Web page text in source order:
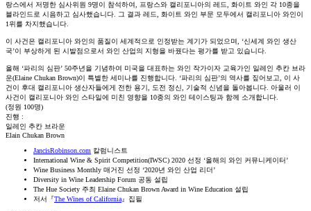
랑스에서 저명한 심사위원 9명이 참석하여, 프랑스와 캘리포니아의 레드, 화이트 와인 각 10종을
블라인드로 시음하고 심사했습니다. 그 결과 레드, 화이트 와인 부문 모두에서 캘리포니아 와인이
1위를 차지했습니다.
이 사건은 캘리포니아 와인의 품질이 세계적으로 인정받는 계기가 되었으며, ‘신세계 와인 생산
국’이 부상하게 된 시발점으로서 와인 산업의 지형을 바꿨다는 평가를 받고 있습니다.
올해 ‘파리의 심판’ 50주년을 기념하여 미국을 대표하는 와인 작가이자 교육가인 일레인 추칸 브라
운(Elaine Chukan Brown)이 특별한 세미나를 진행합니다. ‘파리의 심판’의 역사를 짚어보고, 이 사
건이 후대 캘리포니아 생산자들에게 전한 용기, 도전 정신, 기술적 신념을 돌아봅니다. 아울러 이
사건이 캘리포니아 와인 스타일에 미친 영향을 10종의 와인 테이스팅과 함께 소개합니다.
(정원 100명)
진행 :
일레인 추칸 브라운
Elain Chukan Brown
JancisRobinson.com 칼럼니스트
International Wine & Spirit Competition(IWSC) 2020 선정 ‘올해의 와인 커뮤니케이터’
Wine Business Monthly 매거진 선정 ‘2020년 와인 산업 리더’
Diversity in Wine Leadership Forum 공동 설립
The Hue Society 주최 Elaine Chukan Brown Award in Wine Education 설립
저서『The Wines of California』집필